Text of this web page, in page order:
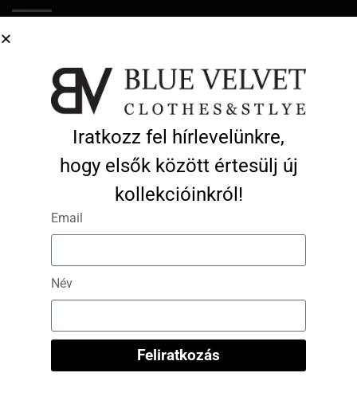
Törzsvásárlói program
Kapcsolat
Cookie Policy (EU)
Profil adatok
Iratkozz fel hírlevelünkre,
hogy elsők között értesülj új
kollekcióinkról!
Email
Név
Feliratkozás